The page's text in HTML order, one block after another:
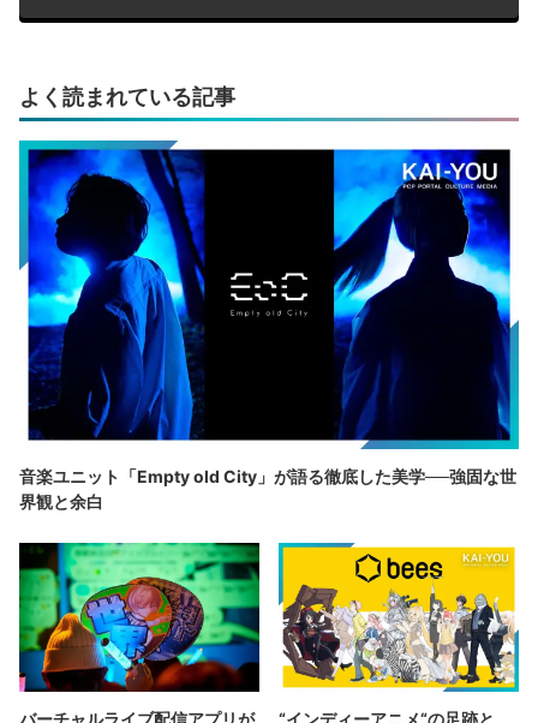
よく読まれている記事
音楽ユニット「Empty old City」が語る徹底した美学──強固な世
界観と余白